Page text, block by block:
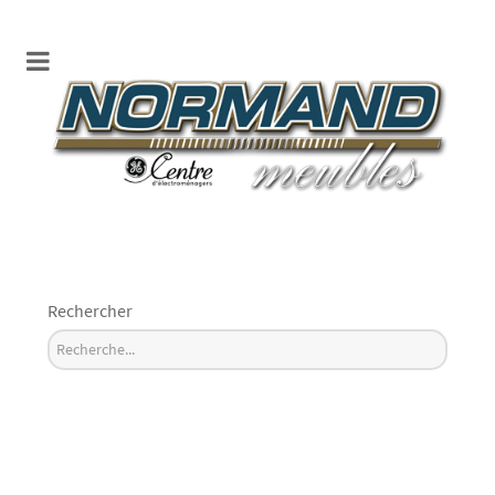
Rechercher